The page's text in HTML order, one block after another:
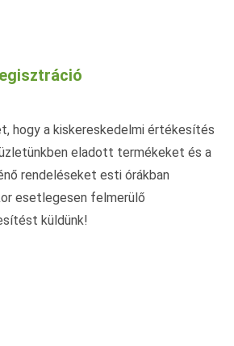
hogy a kiskereskedelmi értékesítés
eladott termékeket és a
rendeléseket esti órákban
esetlegesen felmerülő
küldünk!